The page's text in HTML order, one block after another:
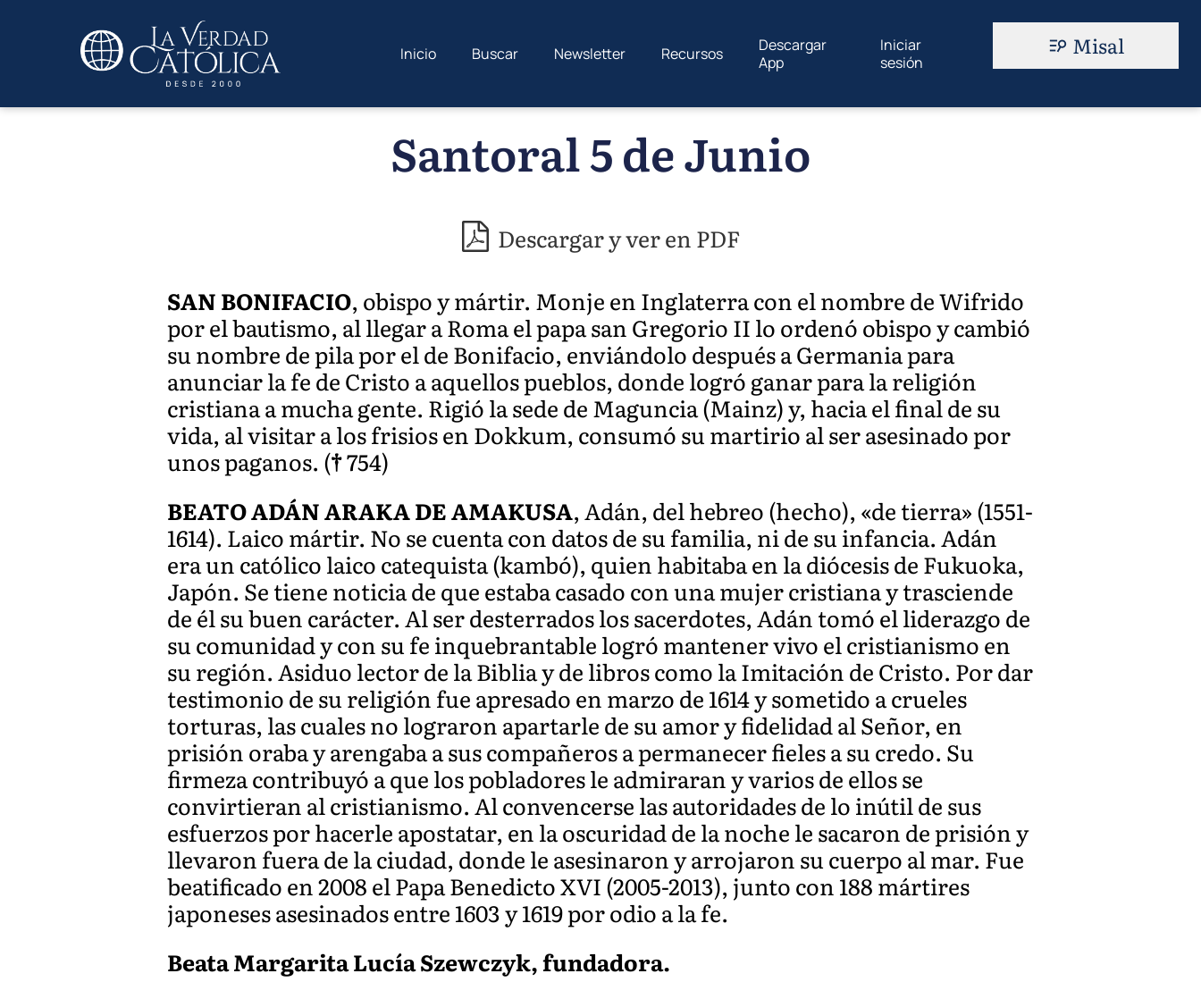
Inicio Buscar Newsletter Recursos
Descargar
App
Iniciar
sesión
Misal
Santoral 5 de Junio
Descargar y ver en PDF
SAN BONIFACIO, obispo y mártir. Monje en Inglaterra con el nombre de Wifrido
por el bautismo, al llegar a Roma el papa san Gregorio II lo ordenó obispo y cambió
su nombre de pila por el de Bonifacio, enviándolo después a Germania para
anunciar la fe de Cristo a aquellos pueblos, donde logró ganar para la religión
cristiana a mucha gente. Rigió la sede de Maguncia (Mainz) y, hacia el final de su
vida, al visitar a los frisios en Dokkum, consumó su martirio al ser asesinado por
unos paganos. (†754)
BEATO ADÁN ARAKA DE AMAKUSA, Adán, del hebreo (hecho), «de tierra» (1551-
1614). Laico mártir. No se cuenta con datos de su familia, ni de su infancia. Adán
era un católico laico catequista (kambó), quien habitaba en la diócesis de Fukuoka,
Japón. Se tiene noticia de que estaba casado con una mujer cristiana y trasciende
de él su buen carácter. Al ser desterrados los sacerdotes, Adán tomó el liderazgo de
su comunidad y con su fe inquebrantable logró mantener vivo el cristianismo en
su región. Asiduo lector de la Biblia y de libros como la Imitación de Cristo. Por dar
testimonio de su religión fue apresado en marzo de 1614 y sometido a crueles
torturas, las cuales no lograron apartarle de su amor y fidelidad al Señor, en
prisión oraba y arengaba a sus compañeros a permanecer fieles a su credo. Su
firmeza contribuyó a que los pobladores le admiraran y varios de ellos se
convirtieran al cristianismo. Al convencerse las autoridades de lo inútil de sus
esfuerzos por hacerle apostatar, en la oscuridad de la noche le sacaron de prisión y
llevaron fuera de la ciudad, donde le asesinaron y arrojaron su cuerpo al mar. Fue
beatificado en 2008 el Papa Benedicto XVI (2005-2013), junto con 188 mártires
japoneses asesinados entre 1603 y 1619 por odio a la fe.
Beata Margarita Lucía Szewczyk, fundadora.